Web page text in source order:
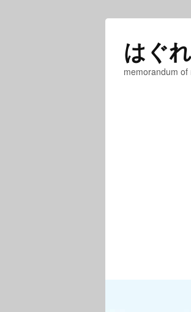
はぐ
memorandum